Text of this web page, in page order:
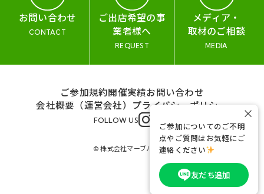
お問い合わせ
CONTACT
ご出店希望の事
業者様へ
REQUEST
メディア・
取材のご相談
MEDIA
ご参加規約開催実績お問い合わせ
会社概要（運営会社） プライバシーポリシー
FOLLOW US
© 株式会社マーブル&コー
ご参加についてのご不明
点やご質問はお気軽にご
連絡ください
友だち追加
×